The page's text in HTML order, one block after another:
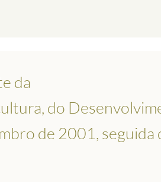
da
do
de 2001, seguida